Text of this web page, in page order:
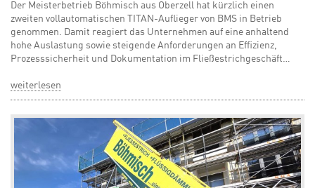
Der Meisterbetrieb Böhmisch aus Oberzell hat kürzlich einen
zweiten vollautomatischen TITAN-Auflieger von BMS in Betrieb
genommen. Damit reagiert das Unternehmen auf eine anhaltend
hohe Auslastung sowie steigende Anforderungen an Effizienz,
Prozesssicherheit und Dokumentation im Fließestrichgeschäft…
weiterlesen